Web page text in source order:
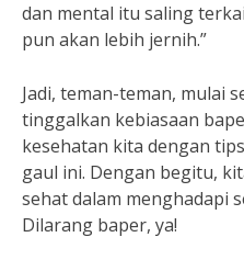
dan mental itu saling
pun akan lebih jernih.”
Jadi, teman-teman, mulai
tinggalkan kebiasaan
kesehatan kita dengan
gaul ini. Dengan begitu,
sehat dalam menghadapi
Dilarang baper, ya!